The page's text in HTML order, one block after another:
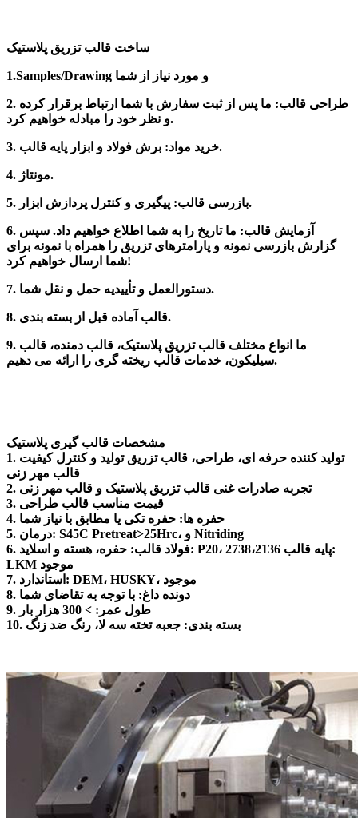
ساخت قالب تزریق پلاستیک
1.Samples/Drawing و مورد نیاز از شما
2. طراحی قالب: ما پس از ثبت سفارش با شما ارتباط برقرار کرده
و نظر خود را مبادله خواهیم کرد.
3. خرید مواد: برش فولاد و ابزار پایه قالب.
4. مونتاژ.
5. بازرسی قالب: پیگیری و کنترل پردازش ابزار.
6. آزمایش قالب: ما تاریخ را به شما اطلاع خواهیم داد. سپس
گزارش بازرسی نمونه و پارامترهای تزریق را همراه با نمونه برای
شما ارسال خواهیم کرد!
7. دستورالعمل و تأییدیه حمل و نقل شما.
8. قالب آماده قبل از بسته بندی.
9. ما انواع مختلف قالب تزریق پلاستیک، قالب دمنده، قالب
سیلیکون، خدمات قالب ریخته گری را ارائه می دهیم.
مشخصات قالب گیری پلاستیک
1. تولید کننده حرفه ای، طراحی، قالب تزریق تولید و کنترل کیفیت
قالب مهر زنی
2. تجربه صادرات غنی قالب تزریق پلاستیک و قالب مهر زنی
3. قیمت مناسب قالب طراحی
4. حفره ها: حفره تکی یا مطابق با نیاز شما
5. درمان: S45C Pretreat>25Hrc، و Nitriding
6. فولاد قالب: حفره، هسته و اسلاید: P20، 2738،2136 پایه قالب:
LKM موجود
7. استاندارد: DEM، HUSKY، موجود
8. دونده داغ: با توجه به تقاضای شما
9. طول عمر: > 300 هزار بار
10. بسته بندی: جعبه تخته سه لا، رنگ ضد زنگ